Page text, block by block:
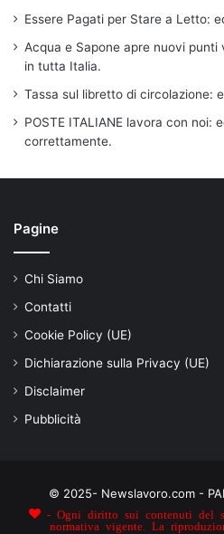
Essere Pagati per Stare a Letto:
Acqua e Sapone apre nuovi
in tutta Italia.
Tassa sul libretto di circolazione:
POSTE ITALIANE lavora con noi:
correttamente.
Pagine
Chi Siamo
Contatti
Cookie Policy (UE)
Dichiarazione sulla Privacy (UE)
Disclaimer
Pubblicità
© 2025- Newslavoro.com -
- Ogni diritto sui contenuti del
normativa vigente. La